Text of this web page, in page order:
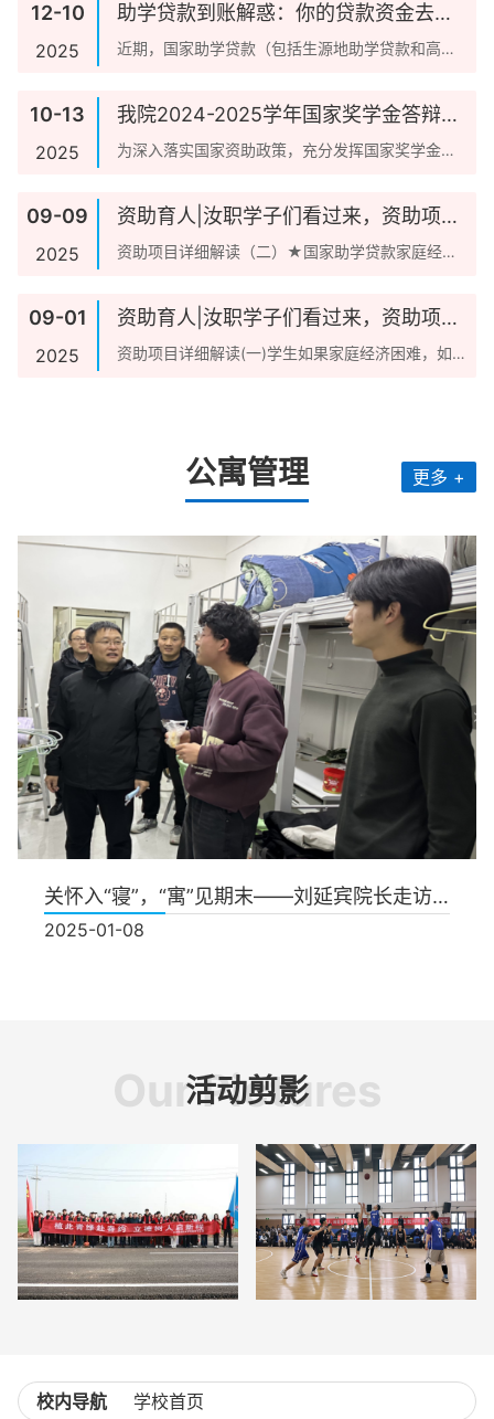
12-10
2025
助学贷款到账解惑：你的贷款资金去了
哪里
近期，国家助学贷款（包括生源地助学贷款和高校
账的短...
10-13
2025
我院2024-2025学年国家奖学金答辩评
审会圆满举行
为深入落实国家资助政策，充分发挥国家奖学金的
全面发...
09-09
2025
资助育人|汝职学子们看过来，资助项目
详细解读（二）来了！！
资助项目详细解读（二）★国家助学贷款家庭经济
国家助...
09-01
2025
资助育人|汝职学子们看过来，资助项目
详细解读（一）来了！！
资助项目详细解读(一)学生如果家庭经济困难，如何
公寓管理 更多 +
关怀入“寝”，“寓”见期末——刘延宾院长走访学生宿舍
2025-01-08
Our Pictures
活动剪影
校内导航 学校首页